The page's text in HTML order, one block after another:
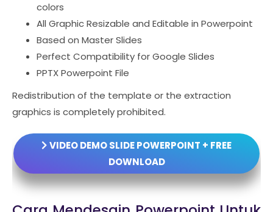
colors
All Graphic Resizable and Editable in Powerpoint
Based on Master Slides
Perfect Compatibility for Google Slides
PPTX Powerpoint File
Redistribution of the template or the extraction
graphics is completely prohibited.
VIDEO DEMO SLIDE POWERPOINT + FREE
DOWNLOAD